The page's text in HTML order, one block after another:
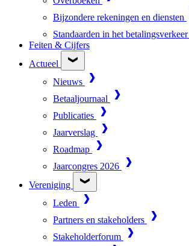
Bijzondere rekeningen en diensten
Standaarden in het betalingsverkeer
Feiten & Cijfers
Actueel
Nieuws
Betaaljournaal
Publicaties
Jaarverslag
Roadmap
Jaarcongres 2026
Vereniging
Leden
Partners en stakeholders
Stakeholderforum